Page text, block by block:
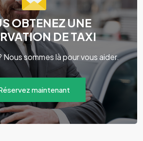
OBTENEZ UNE
DE TAXI
sommes là pour vous aider.
maintenant